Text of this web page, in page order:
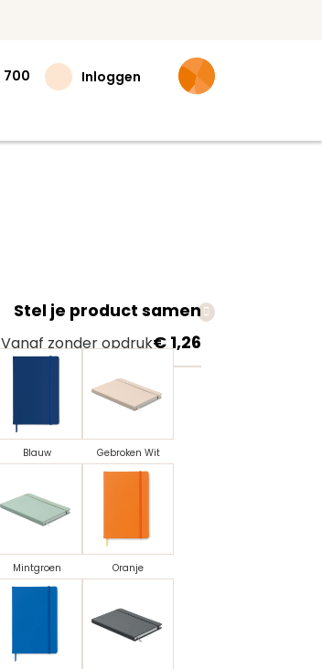
700 Inloggen
Stel je product samen
Vanaf zonder opdruk€ 1,26
Blauw Gebroken Wit
Mintgroen Oranje